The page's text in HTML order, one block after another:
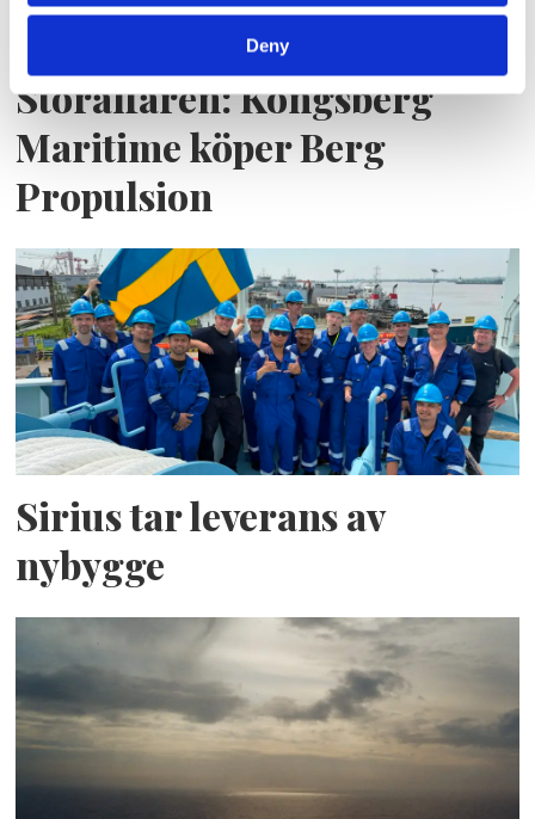
Deny
Storaffären: Kongsberg
Maritime köper Berg
Propulsion
Sirius tar leverans av
nybygge